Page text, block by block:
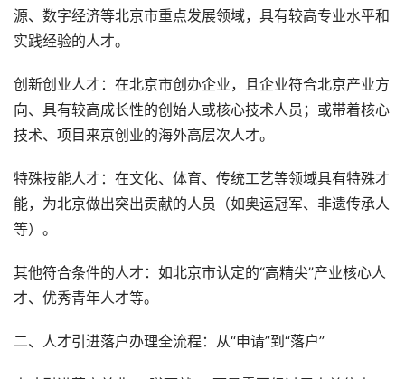
源、数字经济等北京市重点发展领域，具有较高专业水平和
实践经验的人才。
创新创业人才：在北京市创办企业，且企业符合北京产业方
向、具有较高成长性的创始人或核心技术人员；或带着核心
技术、项目来京创业的海外高层次人才。
特殊技能人才：在文化、体育、传统工艺等领域具有特殊才
能，为北京做出突出贡献的人员（如奥运冠军、非遗传承人
等）。
其他符合条件的人才：如北京市认定的“高精尖”产业核心人
才、优秀青年人才等。
二、人才引进落户办理全流程：从“申请”到“落户”